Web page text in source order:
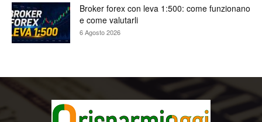
Broker forex con leva 1:500: come funzionano
e come valutarli
6 Agosto 2026